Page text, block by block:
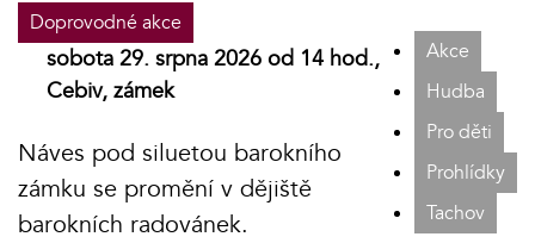
Doprovodné akce
Akce
Hudba
Pro děti
Prohlídky
Tachov
sobota 29. srpna 2026 od 14 hod.,
Cebiv, zámek
Náves pod siluetou barokního
zámku se promění v dějiště
barokních radovánek.